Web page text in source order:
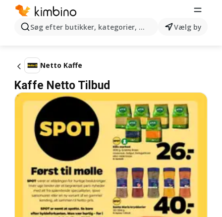
Søg efter butikker, kategorier, produkter...Vælg by
Netto Kaffe
Kaffe Netto Tilbud